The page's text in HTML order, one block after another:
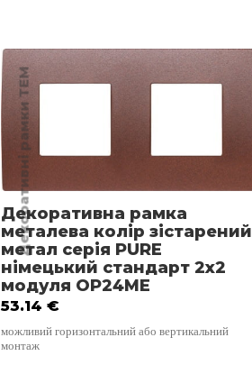
Декоративні рамки TEM
Декоративна рамка
металева колір зістарений
метал серія PURE
німецький стандарт 2х2
модуля OP24ME
53.14 €
можливий горизонтальний або вертикальний
монтаж